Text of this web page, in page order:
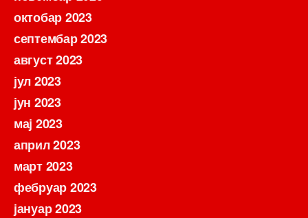
октобар 2023
септембар 2023
август 2023
јул 2023
јун 2023
мај 2023
април 2023
март 2023
фебруар 2023
јануар 2023